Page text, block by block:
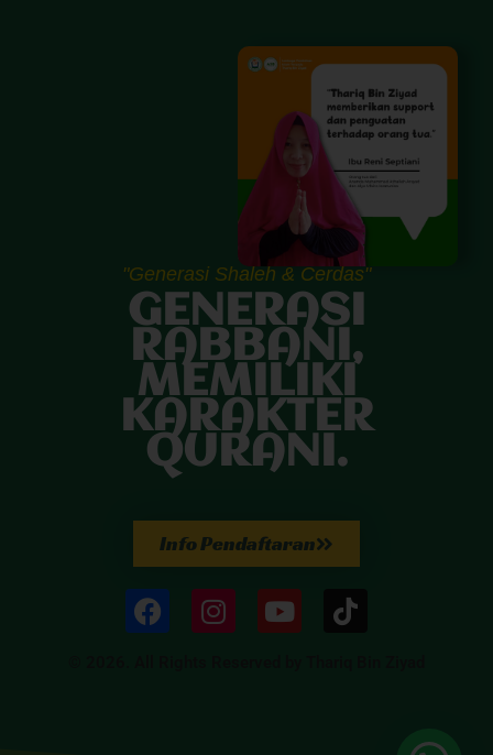
"Generasi Shaleh & Cerdas"
GENERASI
RABBANI,
MEMILIKI
KARAKTER
QURANI.
Info Pendaftaran